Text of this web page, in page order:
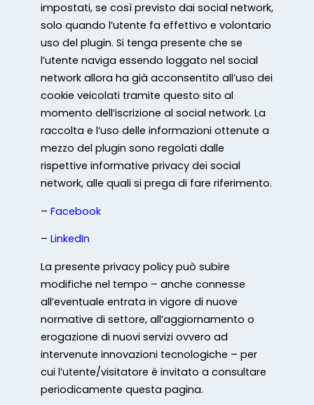
impostati, se così previsto dai social network,
solo quando l’utente fa effettivo e volontario
uso del plugin. Si tenga presente che se
l’utente naviga essendo loggato nel social
network allora ha già acconsentito all’uso dei
cookie veicolati tramite questo sito al
momento dell’iscrizione al social network. La
raccolta e l’uso delle informazioni ottenute a
mezzo del plugin sono regolati dalle
rispettive informative privacy dei social
network, alle quali si prega di fare riferimento.
– Facebook
– LinkedIn
La presente privacy policy può subire
modifiche nel tempo – anche connesse
all’eventuale entrata in vigore di nuove
normative di settore, all’aggiornamento o
erogazione di nuovi servizi ovvero ad
intervenute innovazioni tecnologiche – per
cui l’utente/visitatore è invitato a consultare
periodicamente questa pagina.